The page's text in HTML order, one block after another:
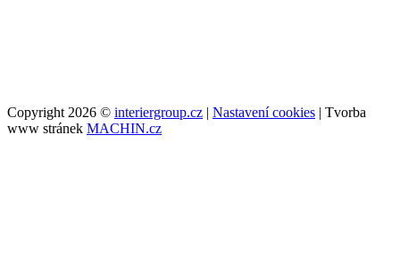
Copyright 2026 © interiergroup.cz | Nastavení cookies | Tvorba
www stránek MACHIN.cz